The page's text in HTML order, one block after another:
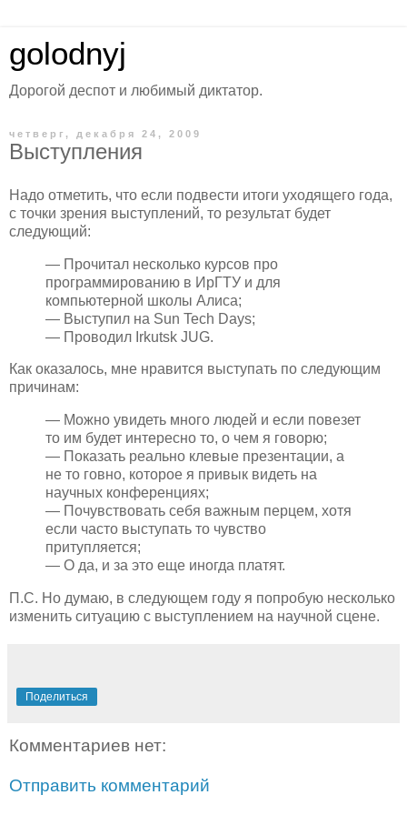
golodnyj
Дорогой деспот и любимый диктатор.
четверг, декабря 24, 2009
Выступления
Надо отметить, что если подвести итоги уходящего года,
с точки зрения выступлений, то результат будет
следующий:
— Прочитал несколько курсов про
программированию в ИрГТУ и для
компьютерной школы Алиса;
— Выступил на Sun Tech Days;
— Проводил Irkutsk JUG.
Как оказалось, мне нравится выступать по следующим
причинам:
— Можно увидеть много людей и если повезет
то им будет интересно то, о чем я говорю;
— Показать реально клевые презентации, а
не то говно, которое я привык видеть на
научных конференциях;
— Почувствовать себя важным перцем, хотя
если часто выступать то чувство
притупляется;
— О да, и за это еще иногда платят.
П.С. Но думаю, в следующем году я попробую несколько
изменить ситуацию с выступлением на научной сцене.
Поделиться
Комментариев нет:
Отправить комментарий